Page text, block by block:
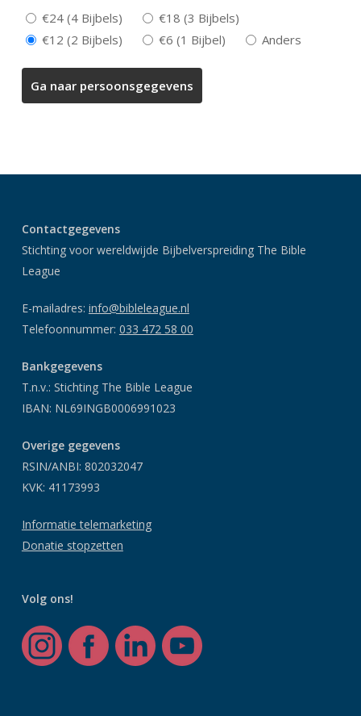
€24 (4 Bijbels)
€18 (3 Bijbels)
€12 (2 Bijbels)
€6 (1 Bijbel) Anders
Contactgegevens
Stichting voor wereldwijde Bijbelverspreiding The Bible
League
E-mailadres: info@bibleleague.nl
Telefoonnummer: 033 472 58 00
Bankgegevens
T.n.v.: Stichting The Bible League
IBAN: NL69INGB0006991023
Overige gegevens
RSIN/ANBI: 802032047
KVK: 41173993
Informatie telemarketing
Donatie stopzetten
Volg ons!